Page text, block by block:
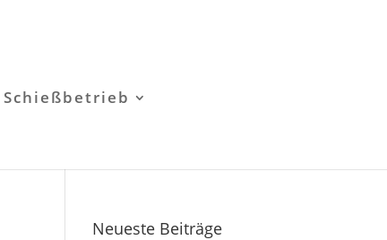
Schießbetrieb
Neueste Beiträge